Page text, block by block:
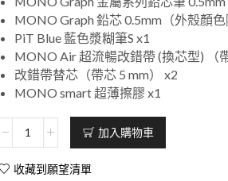
MONO Graph 鉛芯 0.5mm（外殼顏色
PiT Blue 藍色漿糊筆S x1
MONO Air 超流暢改錯帶 (換芯型) （
改錯帶替芯（帶芯 5 mm） x2
MONO smart 超薄擦膠 x1
加入購物車
收藏到願望清單